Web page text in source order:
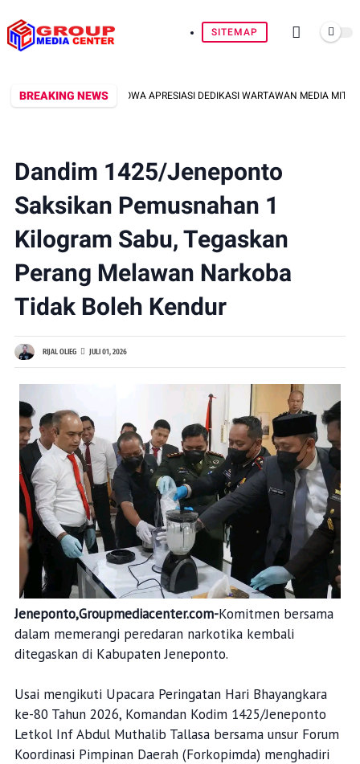
SITEMAP
BREAKING NEWS
DANDIM 1409/GOWA APRESIASI DEDIKASI WARTAWAN MEDIA MITRA
Dandim 1425/Jeneponto
Saksikan Pemusnahan 1
Kilogram Sabu, Tegaskan
Perang Melawan Narkoba
Tidak Boleh Kendur
RIJAL OLIEG JULI 01, 2026
Jeneponto,Groupmediacenter.com-Komitmen bersama
dalam memerangi peredaran narkotika kembali
ditegaskan di Kabupaten Jeneponto.
Usai mengikuti Upacara Peringatan Hari Bhayangkara
ke-80 Tahun 2026, Komandan Kodim 1425/Jeneponto
Letkol Inf Abdul Muthalib Tallasa bersama unsur Forum
Koordinasi Pimpinan Daerah (Forkopimda) menghadiri